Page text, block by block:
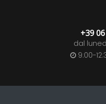
+39
dal
9:00-